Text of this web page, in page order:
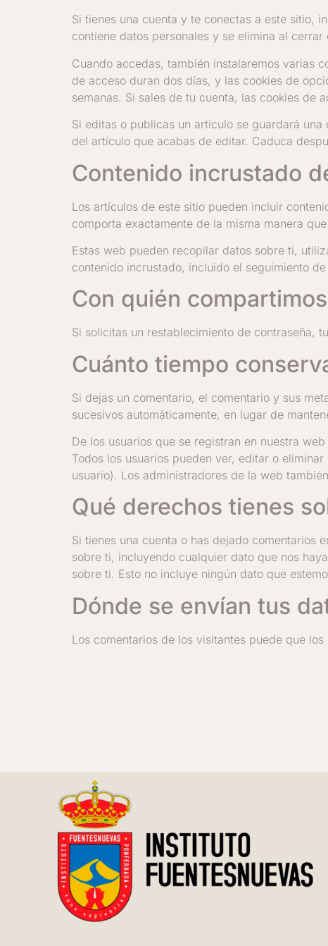
Si tienes una cuenta y te conectas a este sitio,
contiene datos personales y se elimina al cerrar
Cuando accedas, también instalaremos varias
de acceso duran dos días, y las cookies de
semanas. Si sales de tu cuenta, las cookies de
Si editas o publicas un artículo se guardará
del artículo que acabas de editar. Caduca
Contenido incrustado
Los artículos de este sitio pueden incluir
comporta exactamente de la misma manera
Estas web pueden recopilar datos sobre ti,
contenido incrustado, incluido el seguimiento
Con quién
Si solicitas un restablecimiento de contraseña,
Cuánto tiempo
Si dejas un comentario, el comentario y sus
sucesivos automáticamente, en lugar de
De los usuarios que se registran en nuestra
Todos los usuarios pueden ver, editar o
usuario). Los administradores de la web
Qué derechos tienes
Si tienes una cuenta o has dejado comentarios
sobre ti, incluyendo cualquier dato que nos
sobre ti. Esto no incluye ningún dato que
Dónde se envían tus
Los comentarios de los visitantes puede que